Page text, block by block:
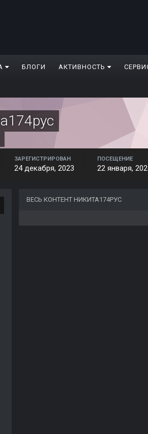
БЛОГИ АКТИВНОСТЬ
ЗАРЕГИСТРИРОВАН
24 декабря, 2023
ПОСЕЩЕНИЕ
22 января,
ВЕСЬ КОНТЕНТ НИКИТА174РУС